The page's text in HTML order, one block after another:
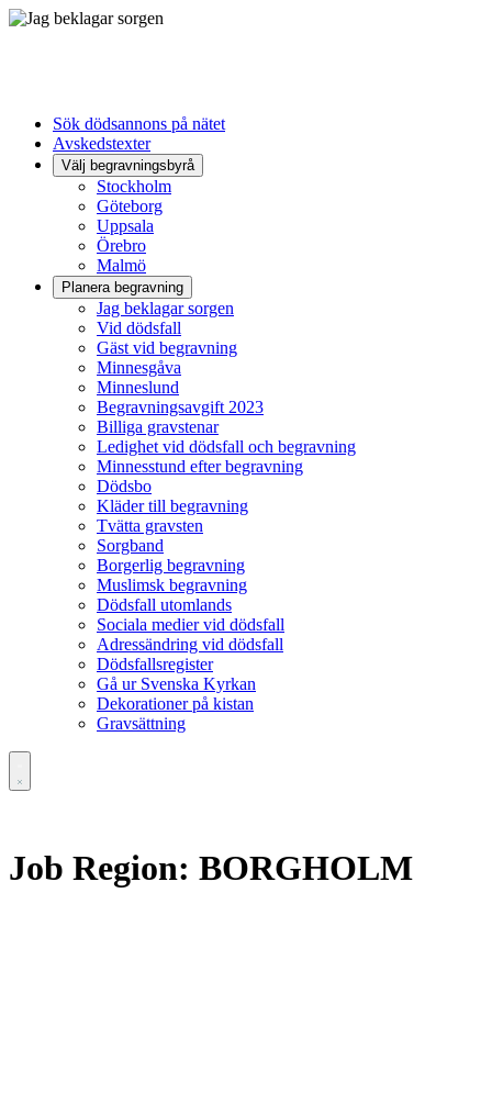
Sök dödsannons på nätet
Avskedstexter
Välj begravningsbyrå
Stockholm
Göteborg
Uppsala
Örebro
Malmö
Planera begravning
Jag beklagar sorgen
Vid dödsfall
Gäst vid begravning
Minnesgåva
Minneslund
Begravningsavgift 2023
Billiga gravstenar
Ledighet vid dödsfall och begravning
Minnesstund efter begravning
Dödsbo
Kläder till begravning
Tvätta gravsten
Sorgband
Borgerlig begravning
Muslimsk begravning
Dödsfall utomlands
Sociala medier vid dödsfall
Adressändring vid dödsfall
Dödsfallsregister
Gå ur Svenska Kyrkan
Dekorationer på kistan
Gravsättning
Job Region: BORGHOLM